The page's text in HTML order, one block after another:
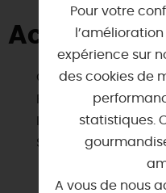
Activités à
Golf
Itinéraire vélo
Sites de visites
Pour votre
expérience sur
des cookies de
statistiques.
A vous de nous